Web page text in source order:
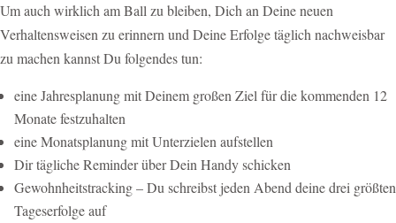
Um auch wirklich am Ball zu bleiben, Dich an Deine neuen
Verhaltensweisen zu erinnern und Deine Erfolge täglich nachweisbar
zu machen kannst Du folgendes tun:
eine Jahresplanung mit Deinem großen Ziel für die kommenden 12
Monate festzuhalten
eine Monatsplanung mit Unterzielen aufstellen
Dir tägliche Reminder über Dein Handy schicken
Gewohnheitstracking – Du schreibst jeden Abend deine drei größten
Tageserfolge auf